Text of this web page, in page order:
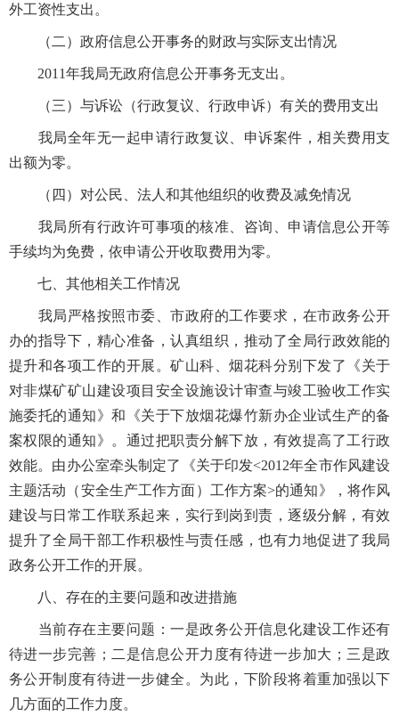
外工资性支出。
（二）政府信息公开事务的财政与实际支出情况
2011年我局无政府信息公开事务无支出。
（三）与诉讼（行政复议、行政申诉）有关的费用支出
我局全年无一起申请行政复议、申诉案件，相关费用支
出额为零。
（四）对公民、法人和其他组织的收费及减免情况
我局所有行政许可事项的核准、咨询、申请信息公开等
手续均为免费，依申请公开收取费用为零。
七、其他相关工作情况
我局严格按照市委、市政府的工作要求，在市政务公开
办的指导下，精心准备，认真组织，推动了全局行政效能的
提升和各项工作的开展。矿山科、烟花科分别下发了《关于
对非煤矿矿山建设项目安全设施设计审查与竣工验收工作实
施委托的通知》和《关于下放烟花爆竹新办企业试生产的备
案权限的通知》。通过把职责分解下放，有效提高了工行政
效能。由办公室牵头制定了《关于印发<2012年全市作风建设
主题活动（安全生产工作方面）工作方案>的通知》，将作风
建设与日常工作联系起来，实行到岗到责，逐级分解，有效
提升了全局干部工作积极性与责任感，也有力地促进了我局
政务公开工作的开展。
八、存在的主要问题和改进措施
当前存在主要问题：一是政务公开信息化建设工作还有
待进一步完善；二是信息公开力度有待进一步加大；三是政
务公开制度有待进一步健全。为此，下阶段将着重加强以下
几方面的工作力度。